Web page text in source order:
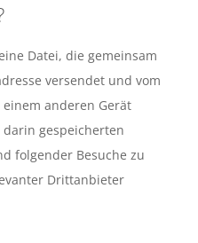
Datei, die gemeinsam
versendet und vom
anderen Gerät
gespeicherten
folgender Besuche zu
Drittanbieter